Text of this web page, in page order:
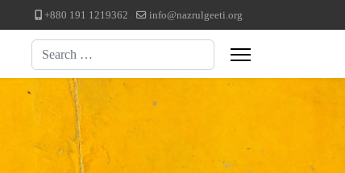
+880 191 1219362 info@nazrulgeeti.org
Search